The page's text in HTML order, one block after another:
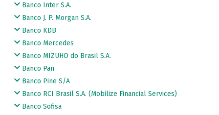
Banco Inter S.A.
Banco J. P. Morgan S.A.
Banco KDB
Banco Mercedes
Banco MIZUHO do Brasil S.A.
Banco Pan
Banco Pine S/A
Banco RCI Brasil S.A. (Mobilize Financial Services)
Banco Sofisa